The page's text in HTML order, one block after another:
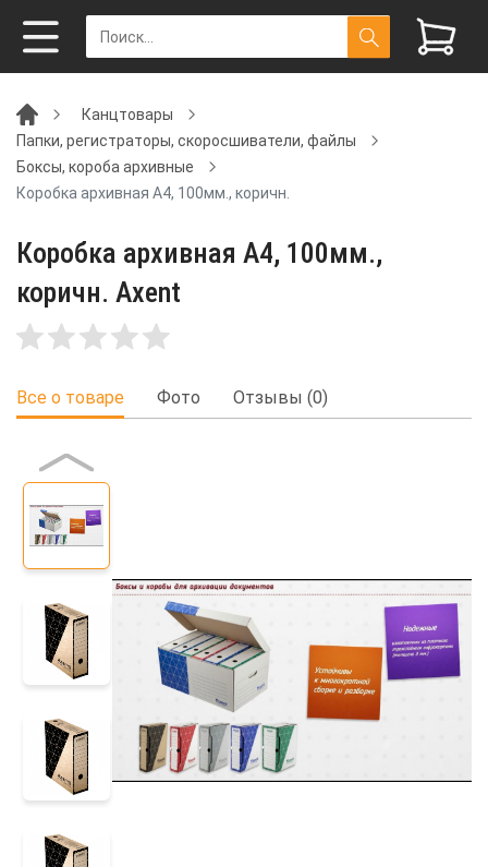
Канцтовары
Папки, регистраторы, скоросшиватели, файлы
Боксы, короба архивные
Коробка архивная А4, 100мм., коричн.
Коробка архивная А4, 100мм.,
коричн. Axent
Все о товаре Фото Отзывы (0)